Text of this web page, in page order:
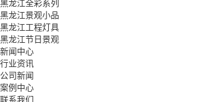
黑龙江全彩系列
黑龙江景观小品
黑龙江工程灯具
黑龙江节日景观
新闻中心
行业资讯
公司新闻
案例中心
联系我们